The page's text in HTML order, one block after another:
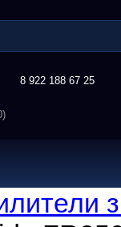
8 922 188 67 25